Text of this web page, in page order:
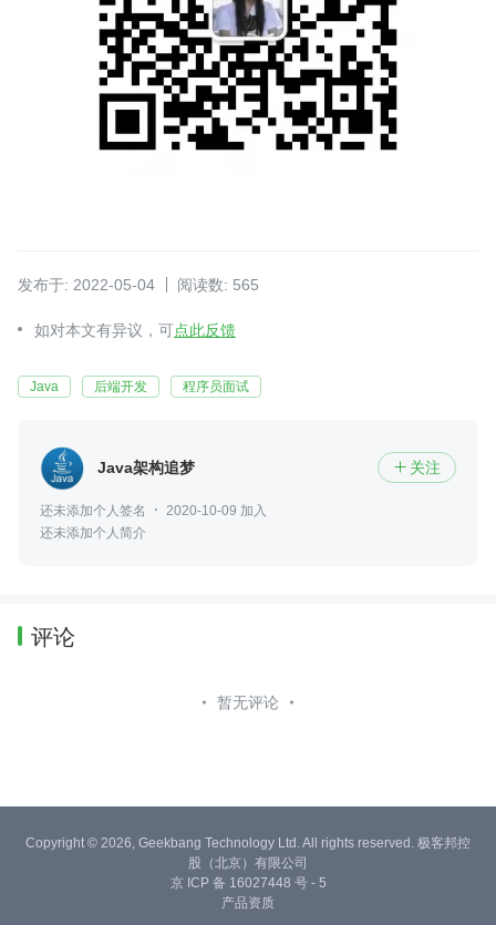
发布于: 2022-05-04 阅读数: 565
如对本文有异议，可点此反馈
Java 后端开发 程序员面试
Java架构追梦  关注
还未添加个人签名
2020-10-09 加入
还未添加个人简介
评论
暂无评论
Copyright © 2026, Geekbang Technology Ltd. All rights reserved. 极客邦控
股（北京）有限公司
京 ICP 备 16027448 号 - 5
产品资质